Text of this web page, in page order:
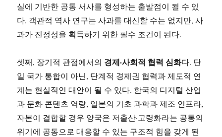
실에 기반한 공통 서사를 형성하는 출발점이 될 수 있
다. 객관적 역사 연구는 사과를 대신할 수는 없지만, 사
과가 진정성을 획득하기 위한 필수 조건이 된다.
셋째, 장기적 관점에서의 경제·사회적 협력 심화다. 단
일 국가 통합이 아닌, 단계적 경제권 협력과 제도적 연
계는 현실적인 대안이 될 수 있다. 한국의 디지털 산업
과 문화 콘텐츠 역량, 일본의 기초 과학과 제조 인프라,
자본이 결합할 경우 양국은 저출산·고령화라는 공통의
위기에 공동으로 대응할 수 있는 구조적 힘을 갖게 된